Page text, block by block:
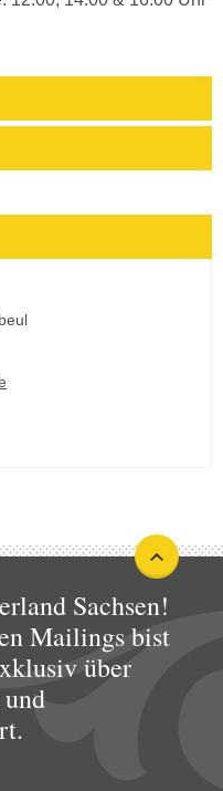
Sachsen!
Mailings bist
über